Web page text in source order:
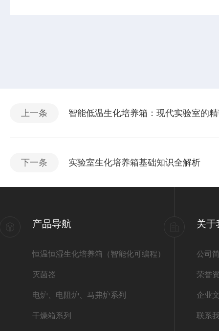
上一条 智能低温生化培养箱：现代实验室的
下一条 实验室生化培养箱基础知识全解析​
产品导航
恒温恒湿生化培养箱（智能化可编程）
灭菌器
电炉、电阻炉、马弗炉系列
干燥箱系列
关于
公司
荣誉
企业
联系